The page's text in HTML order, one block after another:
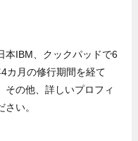
本IBM、クックパッドで6
カ月の修行期間を経て
その他、詳しいプロフィ
い。